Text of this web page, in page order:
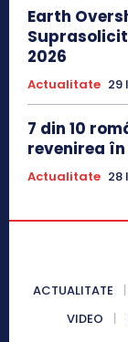
Earth
2026
Actualitate 29
7 din 10
revenirea
Actualitate 28
ACTUALITATE
VIDEO